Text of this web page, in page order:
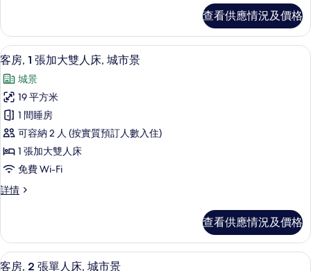
床
房
的
相
片
房
詳
情
查看供應情況及價格
載
入
所
有
客
房,
1
張
加
雙
人
床,
防敏寢具、房內夾萬、書桌、手提電
9
客房, 1 張加大雙人床, 城市景
城景
19 平方米
1 間睡房
可容納 2 人 (按實質預訂人數入住)
1 張加大雙人床
免費 Wi-Fi
詳情
客
加
大
雙
查看供應情況及價格
載
客房, 2 張單人床, 城市景 | 防敏寢具
8
客房, 2 張單人床, 城市景